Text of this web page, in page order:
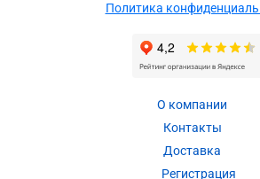
Политика
О компании
Контакты
Доставка
Регистрация